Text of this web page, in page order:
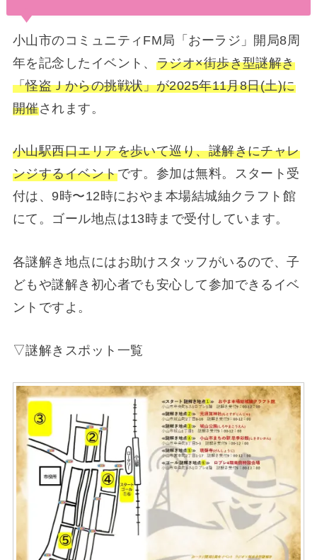
小山市のコミュニティFM局「おーラジ」開局8周
年を記念したイベント、 ラジオ×街歩き型謎解き
「怪盗Ｊからの挑戦状」が2025年11月8日(土)に
開催されます。
小山駅西口エリアを歩いて巡り、謎解きにチャレ
ンジするイベントです。参加は無料。スタート受
付は、9時〜12時におやま本場結城紬クラフト館
にて。ゴール地点は13時まで受付しています。
各謎解き地点にはお助けスタッフがいるので、子
どもや謎解き初心者でも安心して参加できるイベ
ントですよ。
▽謎解きスポット一覧